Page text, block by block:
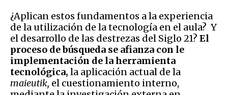
¿Aplican estos fundamentos a la experiencia
de la utilización de la tecnología en el aula? Y
el desarrollo de las destrezas del Siglo 21? El
proceso de búsqueda se afianza con le
implementación de la herramienta
tecnológica, la aplicación actual de la
maieutik, el cuestionamiento interno,